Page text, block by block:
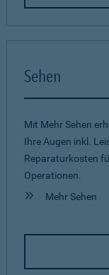
Sehen
Mit Mehr Sehen
Ihre Augen inkl.
Reparaturkosten
Operationen.
Mehr Sehen